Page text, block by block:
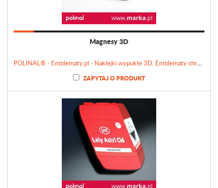
Magnesy 3D
POLINAL® - Emblematy.pl - Naklejki wypukłe 3D, Emblematy chromowane, Tabliczki, Etykiety
ZAPYTAJ O PRODUKT